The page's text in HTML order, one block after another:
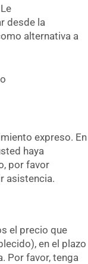
desde la
alternativa a
expreso. En
haya
por favor
asistencia.
el precio que
en el plazo
Por favor, tenga